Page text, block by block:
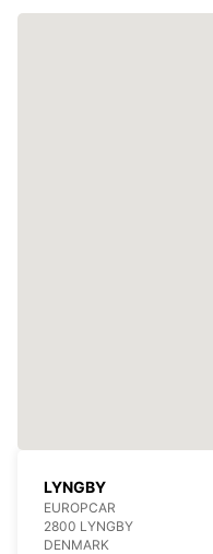
LYNGBY
EUROPCAR
2800 LYNGBY
DENMARK